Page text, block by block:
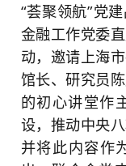
“荟聚领航”党
金融工作党委
动，邀请上海
馆长、研究员
的初心讲堂作
设，推动中央
并将此内容作